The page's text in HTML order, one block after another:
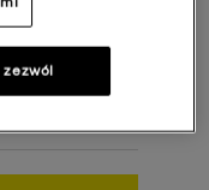
Do koszyka
zezwól